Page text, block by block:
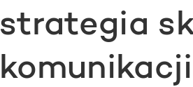
strategia